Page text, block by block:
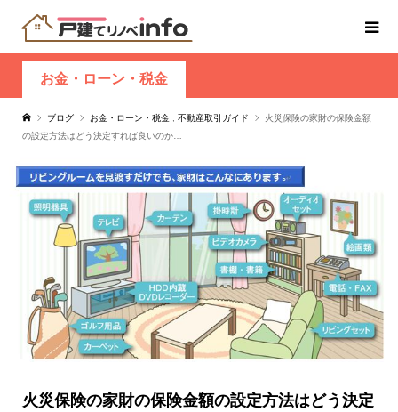
お金・ローン・税金
ブログ お金・ローン・税金 不動産取引ガイド
火災保険の家財の保険金額
の設定方法はどう決定すれば良いのか…
火災保険の家財の保険金額の設定方法はどう決定